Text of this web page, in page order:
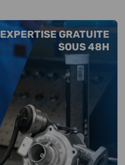
EXPERTISE GRATUITE
SOUS 48H